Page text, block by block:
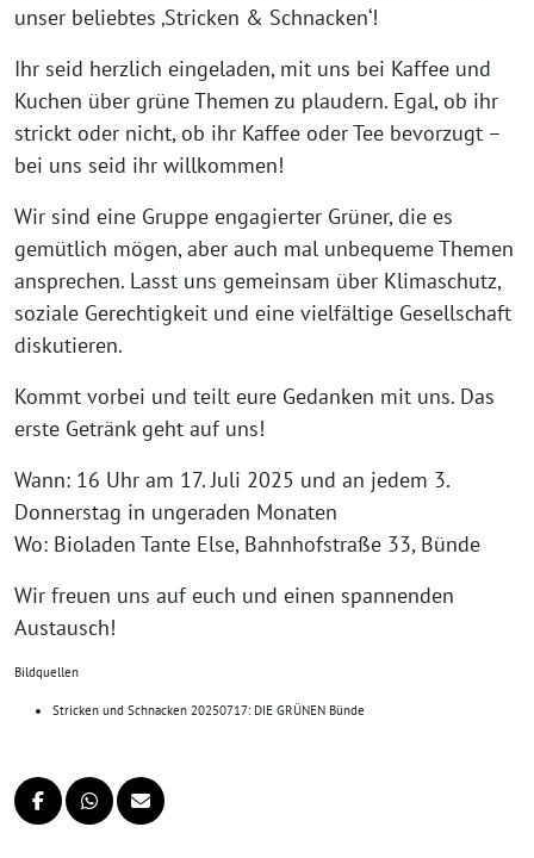
unser beliebtes ‚Stricken & Schnacken‘!
Ihr seid herzlich eingeladen, mit uns bei Kaffee und
Kuchen über grüne Themen zu plaudern. Egal, ob ihr
strickt oder nicht, ob ihr Kaffee oder Tee bevorzugt –
bei uns seid ihr willkommen!
Wir sind eine Gruppe engagierter Grüner, die es
gemütlich mögen, aber auch mal unbequeme Themen
ansprechen. Lasst uns gemeinsam über Klimaschutz,
soziale Gerechtigkeit und eine vielfältige Gesellschaft
diskutieren.
Kommt vorbei und teilt eure Gedanken mit uns. Das
erste Getränk geht auf uns!
Wann: 16 Uhr am 17. Juli 2025 und an jedem 3.
Donnerstag in ungeraden Monaten
Wo: Bioladen Tante Else, Bahnhofstraße 33, Bünde
Wir freuen uns auf euch und einen spannenden
Austausch!
Bildquellen
Stricken und Schnacken 20250717: DIE GRÜNEN Bünde